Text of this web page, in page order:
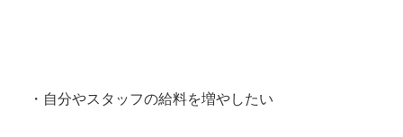
・自分やスタッフの給料を増やしたい